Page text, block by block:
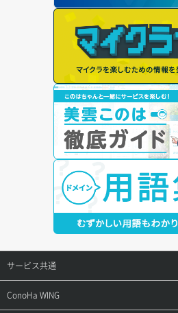
サービス共通
サポートトップ
ConoHa WING